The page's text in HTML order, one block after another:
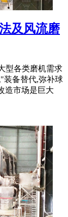
及风流磨
型各类磨机需求
装备替代,弥补球
造市场是巨大